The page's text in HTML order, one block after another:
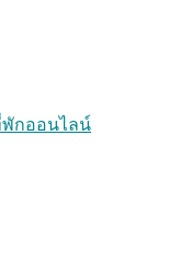
กออนไลน์